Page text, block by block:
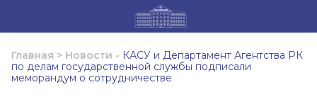
Главная > Новости - КАСУ и Департамент Агентства РК
по делам государственной службы подписали
меморандум о сотрудничестве